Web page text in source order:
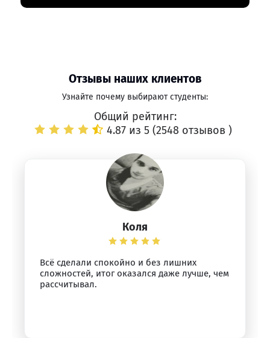
Отзывы наших клиентов
Узнайте почему выбирают студенты:
Общий рейтинг:
4.87 из 5 (2548 отзывов )
Коля
Всё сделали спокойно и без лишних
сложностей, итог оказался даже лучше, чем
рассчитывал.